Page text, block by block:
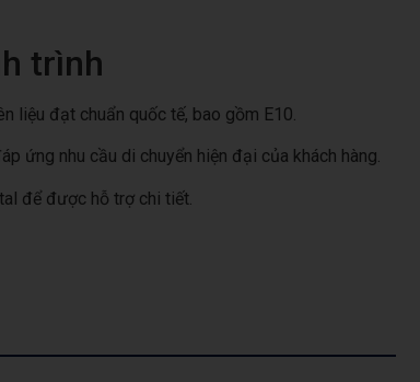
trình
liệu đạt chuẩn quốc tế, bao gồm E10.
ứng nhu cầu di chuyển hiện đại của khách hàng.
để được hỗ trợ chi tiết.